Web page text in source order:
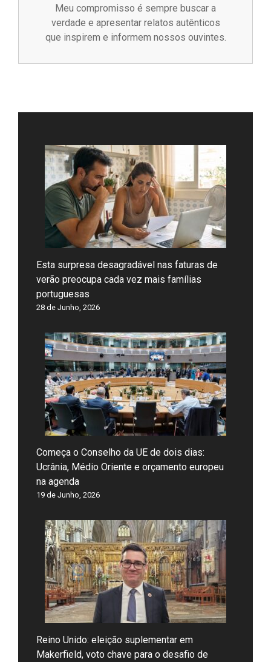
Meu compromisso é sempre buscar a
verdade e apresentar relatos autênticos
que inspirem e informem nossos ouvintes.
Esta surpresa desagradável nas faturas de
verão preocupa cada vez mais famílias
portuguesas
28 de Junho, 2026
Começa o Conselho da UE de dois dias:
Ucrânia, Médio Oriente e orçamento europeu
na agenda
19 de Junho, 2026
Reino Unido: eleição suplementar em
Makerfield, voto chave para o desafio de